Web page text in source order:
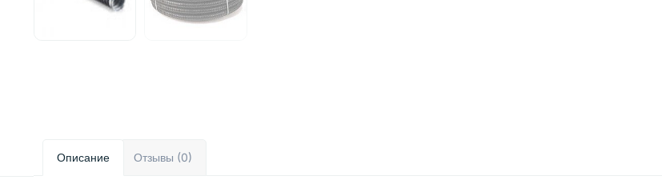
Описание Отзывы (0)